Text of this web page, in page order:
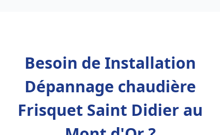
Besoin de Installation
Dépannage chaudière
Frisquet Saint Didier au